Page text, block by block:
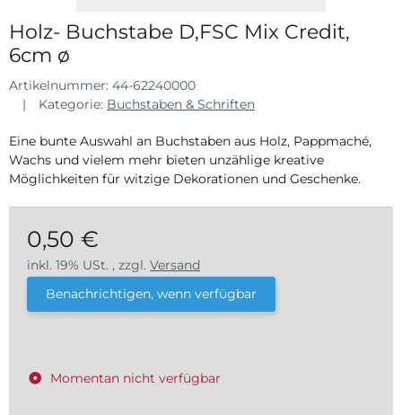
Holz- Buchstabe D,FSC Mix Credit,
6cm ø
Artikelnummer: 44-62240000
Kategorie: Buchstaben & Schriften
Eine bunte Auswahl an Buchstaben aus Holz, Pappmaché,
Wachs und vielem mehr bieten unzählige kreative
Möglichkeiten für witzige Dekorationen und Geschenke.
0,50 €
inkl. 19% USt. , zzgl. Versand
Benachrichtigen, wenn verfügbar
Momentan nicht verfügbar